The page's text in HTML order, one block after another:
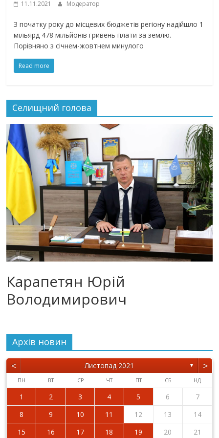
11.11.2021 Модератор
З початку року до місцевих бюджетів регіону надійшло 1
мільярд 478 мільйонів гривень плати за землю.
Порівняно з січнем-жовтнем минулого
Read more
Селищний голова
Карапетян Юрій
Володимирович
Архiв новин
< Листопад 2021 ▼ >
ПН ВТ СР ЧТ ПТ СБ НД
1 2 3 4 5 6
7
8
9 10 11 12 13
14
15
16 17 18 19 20
21